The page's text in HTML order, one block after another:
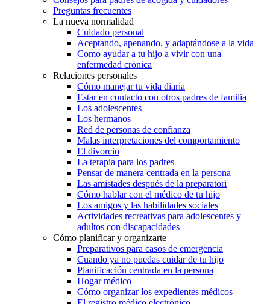
Preguntas frecuentes
La nueva normalidad
Cuidado personal
Aceptando, apenando, y adaptándose a la vida
Como ayudar a tu hijo a vivir con una
enfermedad crónica
Relaciones personales
Cómo manejar tu vida diaria
Estar en contacto con otros padres de familia
Los adolescentes
Los hermanos
Red de personas de confianza
Malas interpretaciones del comportamiento
El divorcio
La terapia para los padres
Pensar de manera centrada en la persona
Las amistades después de la preparatori
Cómo hablar con el médico de tu hijo
Los amigos y las habilidades sociales
Actividades recreativas para adolescentes y
adultos con discapacidades
Cómo planificar y organizarte
Preparativos para casos de emergencia
Cuando ya no puedas cuidar de tu hijo
Planificación centrada en la persona
Hogar médico
Cómo organizar los expedientes médicos